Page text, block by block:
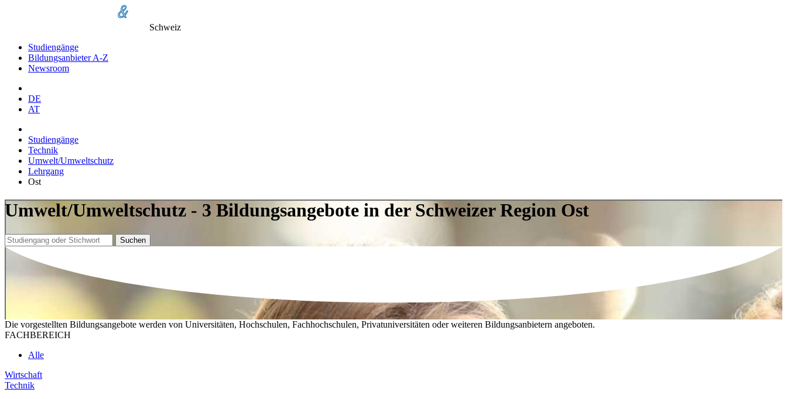
Schweiz
Studiengänge
Bildungsanbieter A-Z
Newsroom
DE
AT
Studiengänge
Technik
Umwelt/Umweltschutz
Lehrgang
Ost
Umwelt/Umweltschutz - 3 Bildungsangebote in der Schweizer Region Ost
Suchen
Die vorgestellten Bildungsangebote werden von Universitäten, Hochschulen, Fachhochschulen, Privatuniversitäten oder weiteren Bildungsanbietern angeboten.
FACHBEREICH
Alle
Wirtschaft
Technik